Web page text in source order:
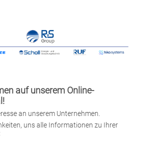
auf unserem Online-
an unserem Unternehmen.
uns alle Informationen zu Ihrer